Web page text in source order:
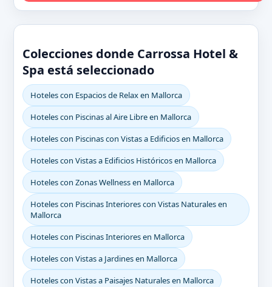
Colecciones donde Carrossa Hotel &
Spa está seleccionado
Hoteles con Espacios de Relax en Mallorca
Hoteles con Piscinas al Aire Libre en Mallorca
Hoteles con Piscinas con Vistas a Edificios en Mallorca
Hoteles con Vistas a Edificios Históricos en Mallorca
Hoteles con Zonas Wellness en Mallorca
Hoteles con Piscinas Interiores con Vistas Naturales en
Mallorca
Hoteles con Piscinas Interiores en Mallorca
Hoteles con Vistas a Jardines en Mallorca
Hoteles con Vistas a Paisajes Naturales en Mallorca